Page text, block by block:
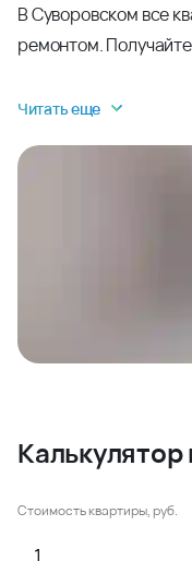
В Суворовском все
ремонтом.
Читать еще
Калькулятор
Стоимость квартиры, руб.